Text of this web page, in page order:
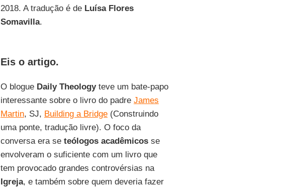
2018. A tradução é de Luísa Flores
Somavilla.
Eis o artigo.
O blogue Daily Theologyteve um bate-papo
interessante sobre o livro do padre James
Martin, SJ, Building a Bridge(Construindo
uma ponte, tradução livre). O foco da
conversa era se teólogos acadêmicosse
envolveram o suficiente com um livro que
tem provocado grandes controvérsias na
Igreja, e também sobre quem deveria fazer